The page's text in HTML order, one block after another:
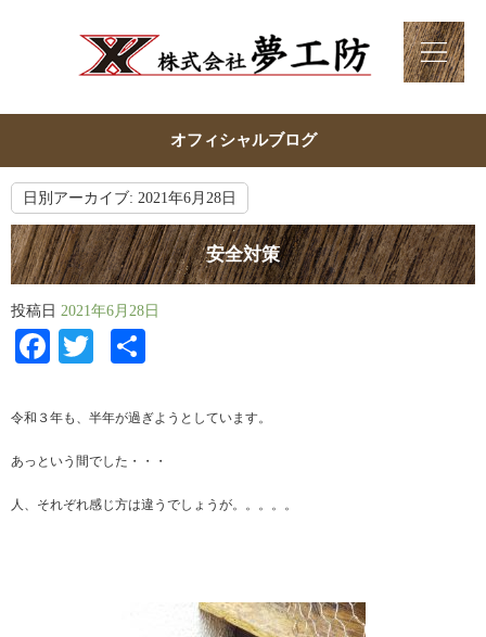
オフィシャルブログ
日別アーカイブ: 2021年6月28日
安全対策
投稿日 2021年6月28日
Facebook
Twitter
令和３年も、半年が過ぎようとしています。
あっという間でした・・・
人、それぞれ感じ方は違うでしょうが。。。。。